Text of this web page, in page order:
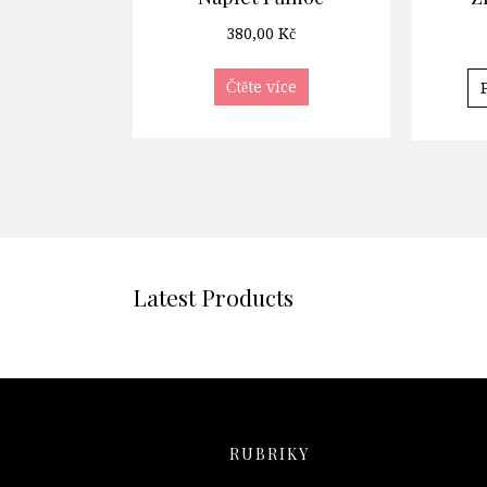
380,00Kč
Čtěte více
Latest Products
RUBRIKY